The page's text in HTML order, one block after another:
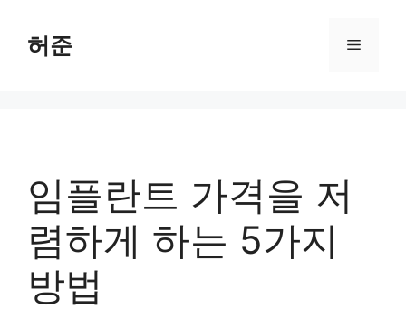
content
허준 Menu
임플란트 가격을 저
렴하게 하는 5가지
방법